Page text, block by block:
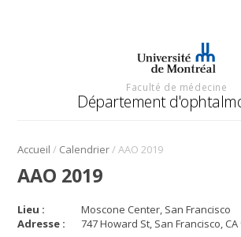
Faculté de médecine
Département
Accueil / Calendrier/AAO 2019
AAO 2019
Lieu :
Moscone Center, San Francisco
Adresse :
747 Howard St, San Francisco,